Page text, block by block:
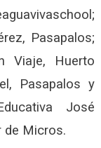
Pasapalos;
Viaje, Huerto
Pasapalos y
José
de Micros.